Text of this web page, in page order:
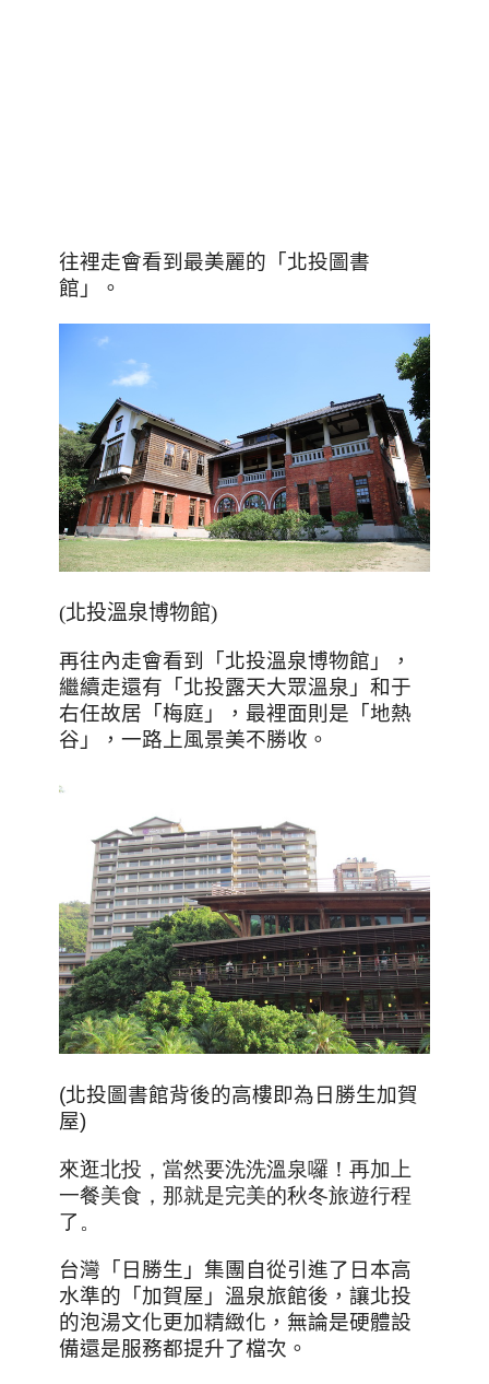
往裡走會看到最美麗的「北投圖書
館」。
(北投溫泉博物館)
再往內走會看到「北投溫泉博物館」，
繼續走還有「北投露天大眾溫泉」和于
右任故居「梅庭」，最裡面則是「地熱
谷」，一路上風景美不勝收。
(北投圖書館背後的高樓即為日勝生加賀
屋)
來逛北投，當然要洗洗溫泉囉！再加上
一餐美食，那就是完美的秋冬旅遊行程
了。
台灣「日勝生」集團自從引進了日本高
水準的「加賀屋」溫泉旅館後，讓北投
的泡湯文化更加精緻化，無論是硬體設
備還是服務都提升了檔次。